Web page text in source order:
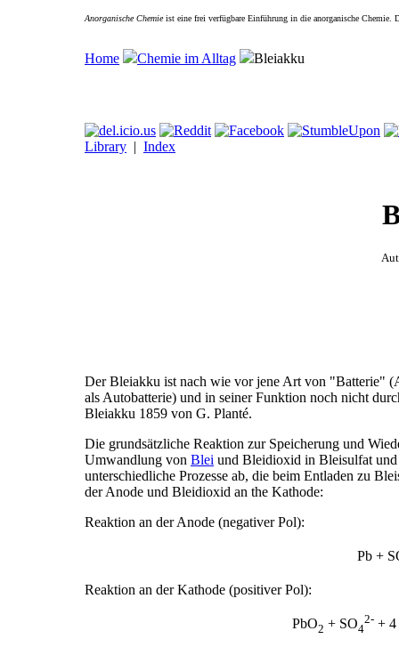
Anorganische Chemieist eine frei verfügbare Einführung in die anorganische
Home Chemie im Alltag Bleiakku
Library | Index
Der Bleiakku ist nach wie vor jene Art von "Batterie"
als Autobatterie) und in seiner Funktion noch nicht
Bleiakku 1859 von G. Planté.
Die grundsätzliche Reaktion zur Speicherung und
Umwandlung von Blei und Bleidioxid in Bleisulfat und
unterschiedliche Prozesse ab, die beim Entladen zu
der Anode und Bleidioxid an the Kathode:
Reaktion an der Anode (negativer Pol):
Pb +
Reaktion an der Kathode (positiver Pol):
PbO2 + SO4
2- +